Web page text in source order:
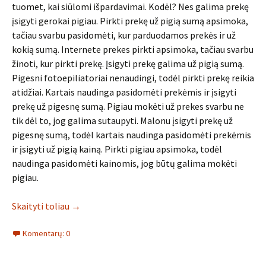
tuomet, kai siūlomi išpardavimai. Kodėl? Nes galima prekę
įsigyti gerokai pigiau. Pirkti prekę už pigią sumą apsimoka,
tačiau svarbu pasidomėti, kur parduodamos prekės ir už
kokią sumą. Internete prekes pirkti apsimoka, tačiau svarbu
žinoti, kur pirkti prekę. Įsigyti prekę galima už pigią sumą.
Pigesni fotoepiliatoriai nenaudingi, todėl pirkti prekę reikia
atidžiai. Kartais naudinga pasidomėti prekėmis ir įsigyti
prekę už pigesnę sumą. Pigiau mokėti už prekes svarbu ne
tik dėl to, jog galima sutaupyti. Malonu įsigyti prekę už
pigesnę sumą, todėl kartais naudinga pasidomėti prekėmis
ir įsigyti už pigią kainą. Pirkti pigiau apsimoka, todėl
naudinga pasidomėti kainomis, jog būtų galima mokėti
pigiau.
Skaityti toliau →
Komentarų: 0